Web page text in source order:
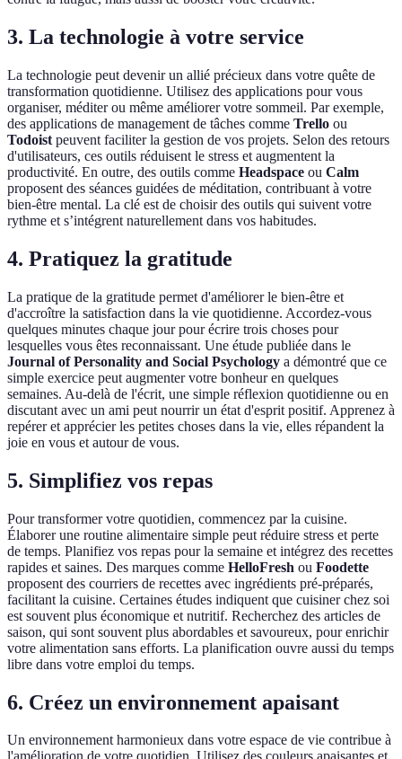
3. La technologie à votre service
La technologie peut devenir un allié précieux dans votre quête de
transformation quotidienne. Utilisez des applications pour vous
organiser, méditer ou même améliorer votre sommeil. Par exemple,
des applications de management de tâches comme Trello ou
Todoist peuvent faciliter la gestion de vos projets. Selon des retours
d'utilisateurs, ces outils réduisent le stress et augmentent la
productivité. En outre, des outils comme Headspace ou Calm
proposent des séances guidées de méditation, contribuant à votre
bien-être mental. La clé est de choisir des outils qui suivent votre
rythme et s’intégrent naturellement dans vos habitudes.
4. Pratiquez la gratitude
La pratique de la gratitude permet d'améliorer le bien-être et
d'accroître la satisfaction dans la vie quotidienne. Accordez-vous
quelques minutes chaque jour pour écrire trois choses pour
lesquelles vous êtes reconnaissant. Une étude publiée dans le
Journal of Personality and Social Psychology a démontré que ce
simple exercice peut augmenter votre bonheur en quelques
semaines. Au-delà de l'écrit, une simple réflexion quotidienne ou en
discutant avec un ami peut nourrir un état d'esprit positif. Apprenez à
repérer et apprécier les petites choses dans la vie, elles répandent la
joie en vous et autour de vous.
5. Simplifiez vos repas
Pour transformer votre quotidien, commencez par la cuisine.
Élaborer une routine alimentaire simple peut réduire stress et perte
de temps. Planifiez vos repas pour la semaine et intégrez des recettes
rapides et saines. Des marques comme HelloFresh ou Foodette
proposent des courriers de recettes avec ingrédients pré-préparés,
facilitant la cuisine. Certaines études indiquent que cuisiner chez soi
est souvent plus économique et nutritif. Recherchez des articles de
saison, qui sont souvent plus abordables et savoureux, pour enrichir
votre alimentation sans efforts. La planification ouvre aussi du temps
libre dans votre emploi du temps.
6. Créez un environnement apaisant
Un environnement harmonieux dans votre espace de vie contribue à